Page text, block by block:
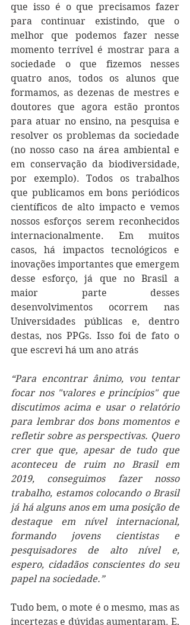
que isso é o que precisamos fazer
para continuar existindo, que o
melhor que podemos fazer nesse
momento terrível é mostrar para a
sociedade o que fizemos nesses
quatro anos, todos os alunos que
formamos, as dezenas de mestres e
doutores que agora estão prontos
para atuar no ensino, na pesquisa e
resolver os problemas da sociedade
(no nosso caso na área ambiental e
em conservação da biodiversidade,
por exemplo). Todos os trabalhos
que publicamos em bons periódicos
científicos de alto impacto e vemos
nossos esforços serem reconhecidos
internacionalmente. Em muitos
casos, há impactos tecnológicos e
inovações importantes que emergem
desse esforço, já que no Brasil a
maior parte desses
desenvolvimentos ocorrem nas
Universidades públicas e, dentro
destas, nos PPGs. Isso foi de fato o
que escrevi há um ano atrás
“Para encontrar ânimo, vou tentar
focar nos "valores e princípios" que
discutimos acima e usar o relatório
para lembrar dos bons momentos e
refletir sobre as perspectivas. Quero
crer que que, apesar de tudo que
aconteceu de ruim no Brasil em
2019, conseguimos fazer nosso
trabalho, estamos colocando o Brasil
já há alguns anos em uma posição de
destaque em nível internacional,
formando jovens cientistas e
pesquisadores de alto nível e,
espero, cidadãos conscientes do seu
papel na sociedade.”
Tudo bem, o mote é o mesmo, mas as
incertezas e dúvidas aumentaram. E,